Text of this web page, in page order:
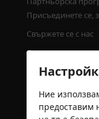
Присъединете се,
Свържете се с нас
Данни за
Натискане
Програма за
Ние
предоставим